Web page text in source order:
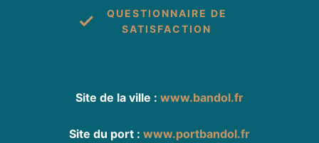
QUESTIONNAIRE DE
SATISFACTION
Site de la ville : www.bandol.fr
Site du port : www.portbandol.fr